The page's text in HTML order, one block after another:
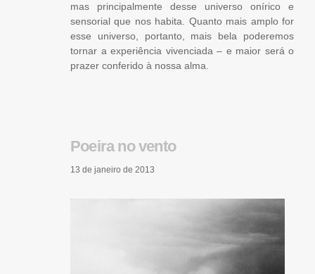
mas principalmente desse universo onírico e
sensorial que nos habita. Quanto mais amplo for
esse universo, portanto, mais bela poderemos
tornar a experiência vivenciada – e maior será o
prazer conferido à nossa alma.
Poeira no vento
13 de janeiro de 2013